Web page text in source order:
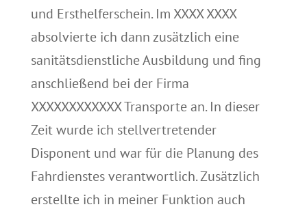
und Ersthelferschein. Im XXXX XXXX
absolvierte ich dann zusätzlich eine
sanitätsdienstliche Ausbildung und fing
anschließend bei der Firma
XXXXXXXXXXXX Transporte an. In dieser
Zeit wurde ich stellvertretender
Disponent und war für die Planung des
Fahrdienstes verantwortlich. Zusätzlich
erstellte ich in meiner Funktion auch